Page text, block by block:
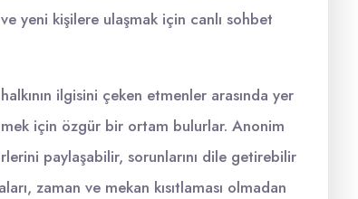
ve yeni kişilere ulaşmak için canlı sohbet
ilgisini çeken etmenler arasında yer
için özgür bir ortam bulurlar. Anonim
paylaşabilir, sorunlarını dile getirebilir
zaman ve mekan kısıtlaması olmadan